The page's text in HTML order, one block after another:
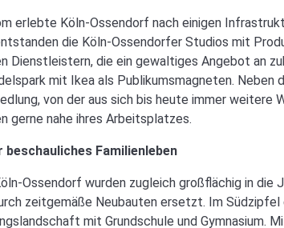
erlebte Köln-Ossendorf nach einigen
die Köln-Ossendorfer Studios mit
Dienstleistern, die ein gewaltiges Angebot an
mit Ikea als Publikumsmagneten.
von der aus sich bis heute immer weitere
gerne nahe ihres Arbeitsplatzes.
Familienleben
Ossendorf wurden zugleich großflächig in
zeitgemäße Neubauten ersetzt. Im
mit Grundschule und